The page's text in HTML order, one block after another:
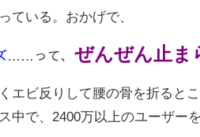
ている。おかげで、
……って、 ぜんぜん止ま
エビ反りして腰の骨を折ると
中で、2400万以上のユーザー